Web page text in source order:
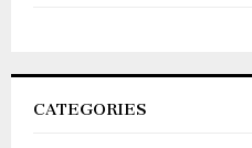
CATEGORIES